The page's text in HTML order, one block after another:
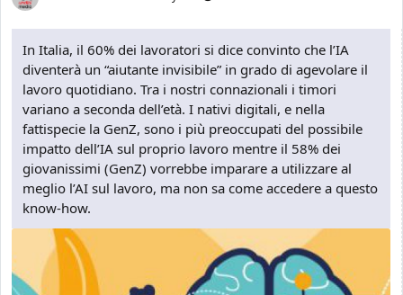
In Italia, il 60% dei lavoratori si dice convinto che l’IA
diventerà un “aiutante invisibile” in grado di agevolare il
lavoro quotidiano. Tra i nostri connazionali i timori
variano a seconda dell’età. I nativi digitali, e nella
fattispecie la GenZ, sono i più preoccupati del possibile
impatto dell’IA sul proprio lavoro mentre il 58% dei
giovanissimi (GenZ) vorrebbe imparare a utilizzare al
meglio l’AI sul lavoro, ma non sa come accedere a questo
know-how.